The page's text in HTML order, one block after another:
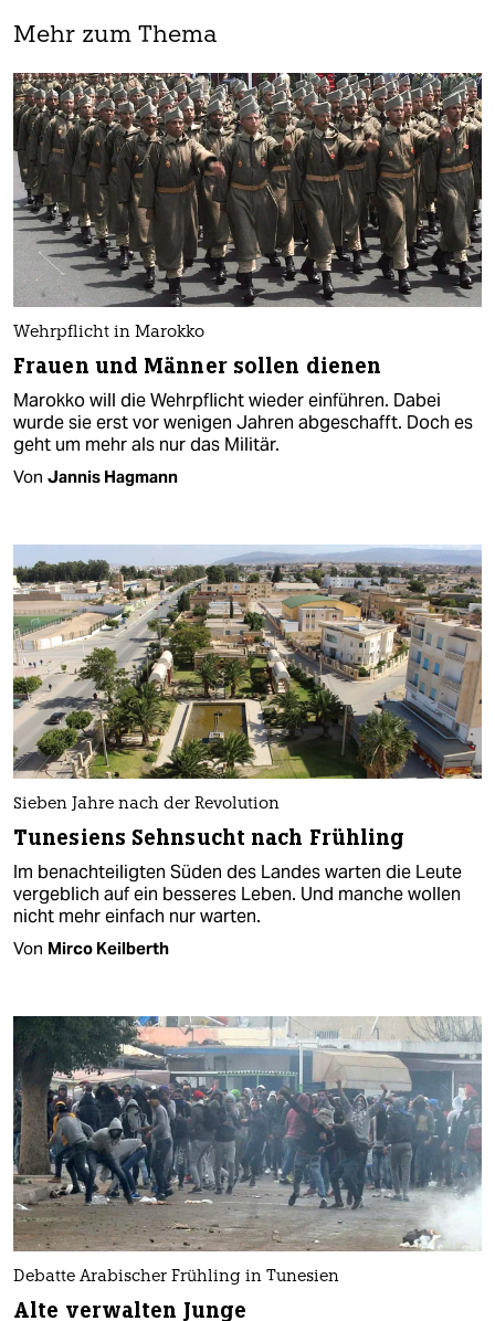
Mehr zum Thema
Wehrpflicht in Marokko
Frauen und Männer sollen dienen
Marokko will die Wehrpflicht wieder einführen. Dabei
wurde sie erst vor wenigen Jahren abgeschafft. Doch es
geht um mehr als nur das Militär.
Von Jannis Hagmann
Sieben Jahre nach der Revolution
Tunesiens Sehnsucht nach Frühling
Im benachteiligten Süden des Landes warten die Leute
vergeblich auf ein besseres Leben. Und manche wollen
nicht mehr einfach nur warten.
Von Mirco Keilberth
Debatte Arabischer Frühling in Tunesien
Alte verwalten Junge